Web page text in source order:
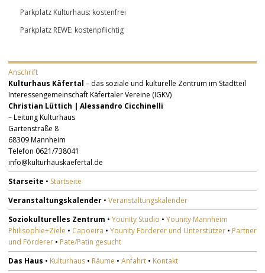
Parkplatz Kulturhaus: kostenfrei
Parkplatz REWE: kostenpflichtig
Anschrift
Kulturhaus Käfertal – das soziale und kulturelle Zentrum im Stadtteil
Interessengemeinschaft Käfertaler Vereine (IGKV)
Christian Lüttich | Alessandro Cicchinelli
– Leitung Kulturhaus
Gartenstraße 8
68309 Mannheim
Telefon 0621/738041
info@kulturhauskaefertal.de
Starseite • Startseite
Veranstaltungskalender • Veranstaltungskalender
Soziokulturelles Zentrum • Younity Studio • Younity Mannheim
Philisophie+Ziele • Capoeira • Younity Förderer und Unterstützer • Partner
und Förderer • Pate/Patin gesucht
Das Haus • Kulturhaus • Räume • Anfahrt • Kontakt